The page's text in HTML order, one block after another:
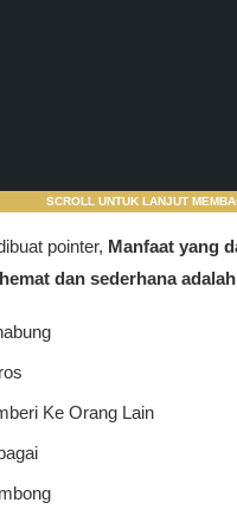
SCROLL UNTUK LANJUT
pointer, Manfaat yang
dan sederhana
Ke Orang Lain